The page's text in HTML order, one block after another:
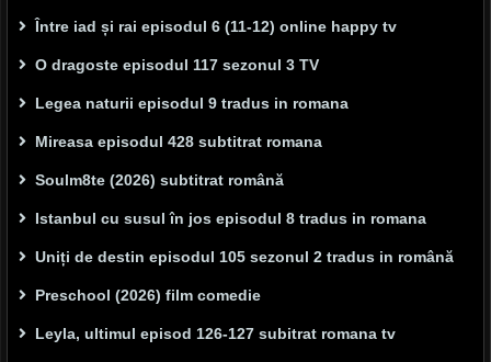
Între iad și rai episodul 6 (11-12) online happy tv
O dragoste episodul 117 sezonul 3 TV
Legea naturii episodul 9 tradus in romana
Mireasa episodul 428 subtitrat romana
Soulm8te (2026) subtitrat română
Istanbul cu susul în jos episodul 8 tradus in romana
Uniți de destin episodul 105 sezonul 2 tradus in română
Preschool (2026) film comedie
Leyla, ultimul episod 126-127 subitrat romana tv